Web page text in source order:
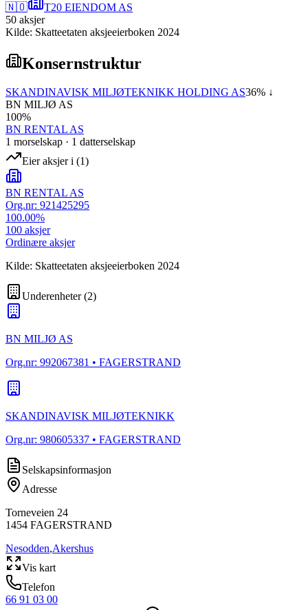
🇳🇴
T20 EIENDOM AS
50 aksjer
Kilde: Skatteetaten aksjeeierboken 2024
Konsernstruktur
SKANDINAVISK MILJØTEKNIKK HOLDING AS36% ↓
BN MILJØ AS
100%
BN RENTAL AS
1 morselskap · 1 datterselskap
Eier aksjer i (1)
BN RENTAL AS
Org.nr: 921425295
100.00%
100 aksjer
Ordinære aksjer
Kilde: Skatteetaten aksjeeierboken 2024
Underenheter(2)
BN MILJØ AS
Org.nr: 992067381 • FAGERSTRAND
SKANDINAVISK MILJØTEKNIKK
Org.nr: 980605337 • FAGERSTRAND
Selskapsinformasjon
Adresse
Torneveien 24
1454 FAGERSTRAND
Nesodden,Akershus
Vis kart
Telefon
66 91 03 00